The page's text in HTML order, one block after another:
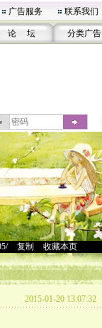
广告服务 联系我们
论 坛 分类广告
> 复制 收藏本页
2015-01-20 13:07:32